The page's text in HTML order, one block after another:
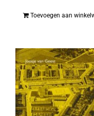
Toevoegen aan